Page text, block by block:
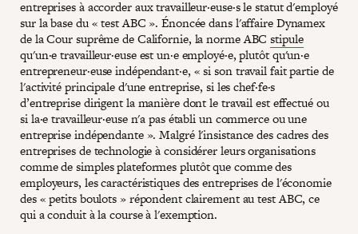
entreprises à accorder aux travailleur·euse·s le statut d'employé
sur la base du « test ABC ». Énoncée dans l'affaire Dynamex
de la Cour suprême de Californie, la norme ABCstipule
qu'un·e travailleur·euse est un·e employé·e, plutôt qu'un·e
entrepreneur·euse indépendant·e, « si son travail fait partie de
l'activité principale d'une entreprise, si les chef·fe·s
d’entreprise dirigent la manière dont le travail est effectué ou
si la·e travailleur·euse n'a pas établi un commerce ou une
entreprise indépendante ». Malgré l'insistance des cadres des
entreprises de technologie à considérer leurs organisations
comme de simples plateformes plutôt que comme des
employeurs, les caractéristiques des entreprises de l'économie
des « petits boulots » répondent clairement au test ABC, ce
qui a conduit à la course à l'exemption.